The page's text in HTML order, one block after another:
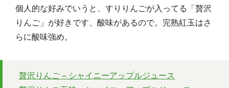
個人的な好みでいうと、すりりんごが入ってる「贅沢
りんご」が好きです、酸味があるので。完熟紅玉はさ
らに酸味強め。
贅沢りんご – シャイニーアップルジュース